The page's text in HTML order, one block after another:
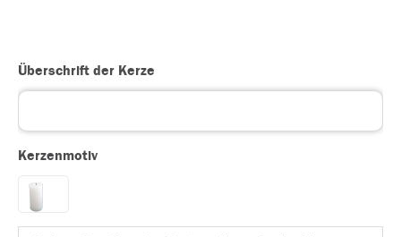
Überschrift der Kerze
Kerzenmotiv